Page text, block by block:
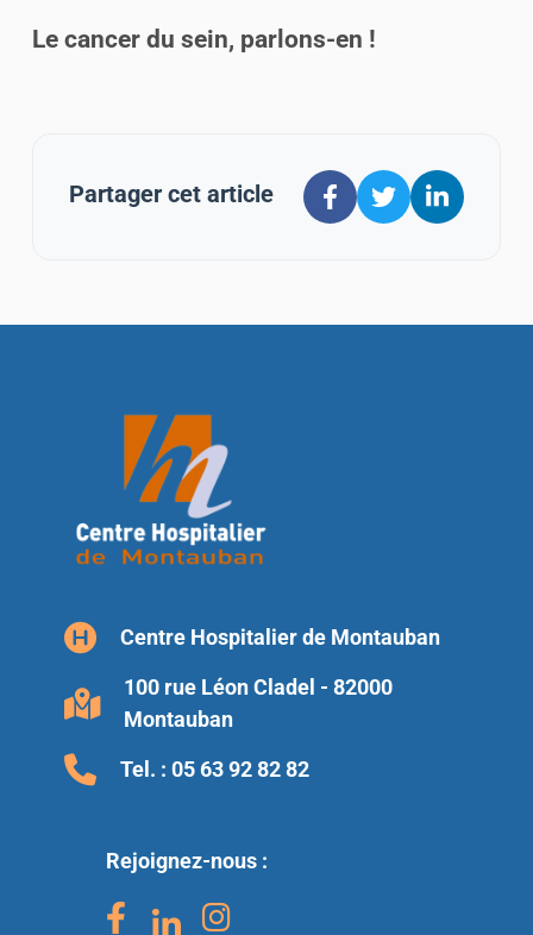
Le cancer du sein, parlons-en !
Partager cet article
Centre Hospitalier de Montauban
100 rue Léon Cladel - 82000
Montauban
Tel. : 05 63 92 82 82
Rejoignez-nous :